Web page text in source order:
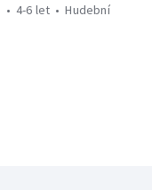
4-6 let Hudební